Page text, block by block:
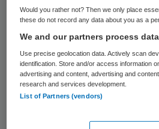
voert deze ieder jaar uit
met Verstegen
De resultaten zijn
jaarcijfers over 2015 van
die samen ruim 92
organisaties in de
Would you rather not? Then we only place
these do not record any data about you as a
We and our partners process
Use precise geolocation data. Actively scan
identification. Store and/or access information
advertising and content, advertising and
research and services development.
List of Partners (vendors)